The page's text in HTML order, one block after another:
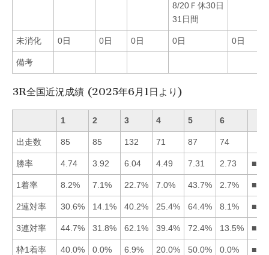
8/20Ｆ休30日
31日間
未消化 0日 0日 0日 0日 0日
備考
3R全国近況成績 (2025年6月1日より)
1 2 3 4 5 6
出走数 85 85 132 71 87 74
勝率 4.74 3.92 6.04 4.49 7.31 2.73
1着率 8.2% 7.1% 22.7% 7.0% 43.7% 2.7%
2連対率 30.6% 14.1% 40.2% 25.4% 64.4% 8.1%
3連対率 44.7% 31.8% 62.1% 39.4% 72.4% 13.5%
枠1着率 40.0% 0.0% 6.9% 20.0% 50.0% 0.0%